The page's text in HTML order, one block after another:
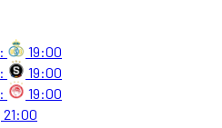
:
19:00
:
19:00
:
19:00
21:00